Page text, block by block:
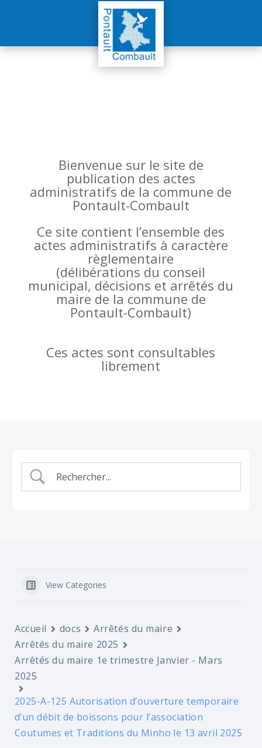
Bienvenue sur le site de
publication des actes
administratifs de la commune de
Pontault-Combault
Ce site contient l’ensemble des
actes administratifs à caractère
règlementaire
(délibérations du conseil
municipal, décisions et arrêtés du
maire de la commune de
Pontault-Combault)
Ces actes sont consultables
librement
View Categories
Accueil docs
Arrêtés du maire
Arrêtés du maire 2025
Arrêtés du maire 1e trimestre Janvier - Mars
2025
2025-A-125 Autorisation d’ouverture temporaire
d’un débit de boissons pour l’association
Coutumes et Traditions du Minho le 13 avril 2025